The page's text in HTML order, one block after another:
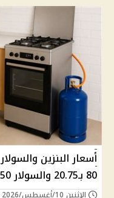
أسعار البنزين
80 بـ20.75 والسولار 20.50 والأسطوانة 275 جنيهًا
الإثنين 10/أغسطس/2026 - 12:59 ص